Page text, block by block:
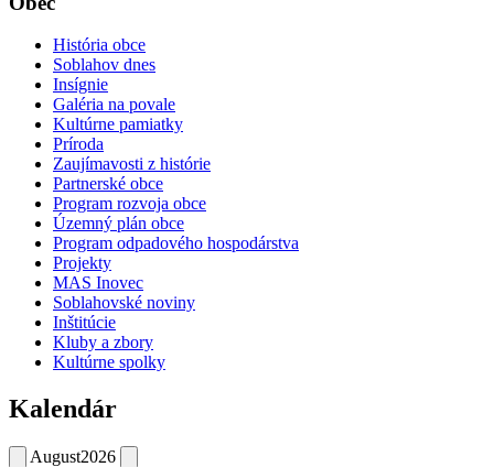
História obce
Soblahov dnes
Insígnie
Galéria na povale
Kultúrne pamiatky
Príroda
Zaujímavosti z histórie
Partnerské obce
Program rozvoja obce
Územný plán obce
Program odpadového hospodárstva
Projekty
MAS Inovec
Soblahovské noviny
Inštitúcie
Kluby a zbory
Kultúrne spolky
Kalendár
August2026